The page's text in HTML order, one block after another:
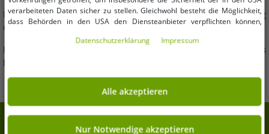
Everlast investiert in innovative Technologien, um die Leistung
und Sicherheit ihrer Produkte zu verbessern.
Everlast steht für Stärke, Ausdauer und den Geist des
Boxsports, und spricht Sportler und Fitnessbegeisterte an.
7% Extra-Rabatt auf deinen Einkauf
verarbeiteten Daten sicher zu stellen. Gleichwohl besteht die Möglichkeit,
dass Behörden in den USA den Diensteanbieter verpflichten können,
im Einzelfall auf Basis entsprechender US-Gesetzgebung, ein wirksamer
Zugriff informiert wirst. Mit Deiner Einwilligung gem. Art. 49 Abs. 1 lit. a
DSGVO erklärst Du Dich in die Übermittlung in die USA für einverstanden
(s.a. unsere Datenschutzerklärung). Du hast die Wahl, ob nur notwendige
Cookies verwendet werden sollen oder ob Du darüber hinaus weitere
Cookies akzeptieren möchtest. Standardmäßig sind nur notwendige Dienste
aktiv, was Du unter „Nur Notwendige akzeptieren verwenden“ bestätigen
Daten­schutz­erklärung Impressum
Alle akzeptieren
Nur Notwendige akzeptieren